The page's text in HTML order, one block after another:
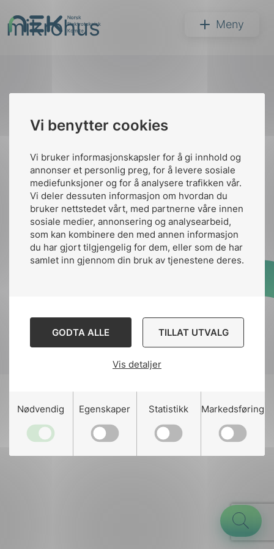
Vi benytter cookies
Vi bruker informasjonskapsler for å gi innhold og
annonser et personlig preg, for å levere sosiale
mediefunksjoner og for å analysere trafikken vår.
Vi deler dessuten informasjon om hvordan du
bruker nettstedet vårt, med partnerne våre innen
sosiale medier, annonsering og analysearbeid,
som kan kombinere den med annen informasjon
du har gjort tilgjengelig for dem, eller som de har
samlet inn gjennom din bruk av tjenestene deres.
GODTA ALLE TILLAT UTVALG
Vis detaljer
Nødvendig Egenskaper Statistikk Markedsføring
til
innhold
NEK Meny
Søk
mikrohus
Kontakt oss
Ansatte
nek@nek.no
Kontakt
Bruk av Cookies